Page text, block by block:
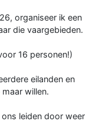
organiseer ik een
die vaargebieden.
16 personen!)
eilanden en
willen.
leiden door weer